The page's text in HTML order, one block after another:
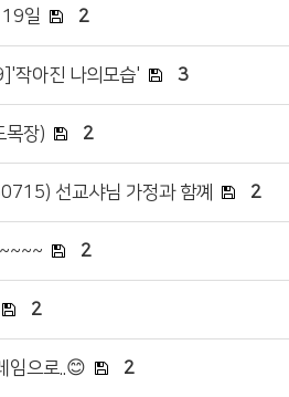
19일 2
작아진 나의모습' 3
목장) 2
선교샤님 가정과 함꼐 2
2
2
임으로..😊 2